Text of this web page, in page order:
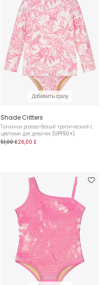
Добавить сразу
Shade Critters
Танкини розово-белый тропический с
цветами для девочек (UPF50+)
51,00 £26,00 £